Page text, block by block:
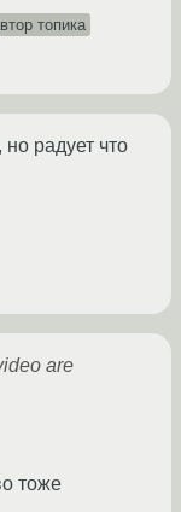
топика
но радует что
are
тоже